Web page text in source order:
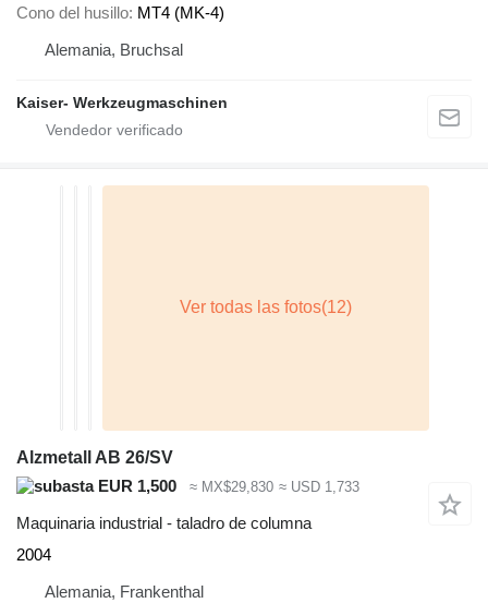
Cono del husillo MT4 (MK-4)
Alemania, Bruchsal
Kaiser- Werkzeugmaschinen
Alzmetall AB 26/SV
EUR 1,500
≈ MX$29,830 ≈ USD 1,733
Maquinaria industrial - taladro de columna
2004
Alemania, Frankenthal